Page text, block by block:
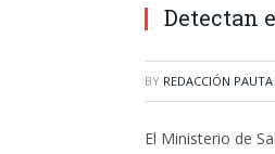
Detectan
BY REDACCIÓN PAUTA
El Ministerio de